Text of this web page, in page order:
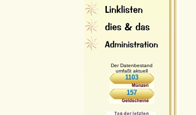
Der Datenbestand
umfaßt aktuell
1103
157